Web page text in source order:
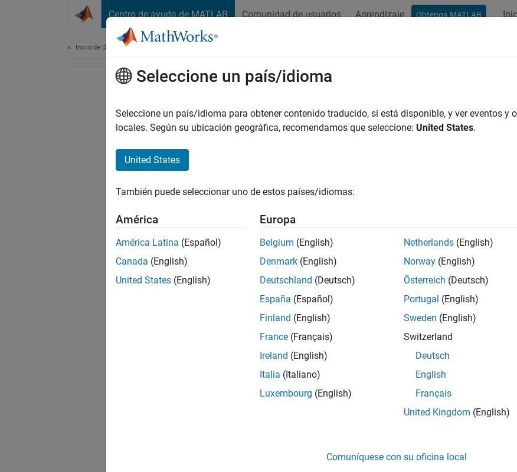
Centro de ayuda de MATLAB Comunidad de usuarios Aprendizaje Obtenga MATLAB
Inicio de Documentación
¿Qué tan útil fue esta
Seleccione un país/idioma
Seleccione un país/idioma para obtener contenido traducido, si está disponible, y ver eventos y
locales. Según su ubicación geográfica, recomendamos que seleccione: United States.
United States
También puede seleccionar uno de estos países/idiomas:
América
América Latina (Español)
Canada (English)
United States (English)
Europa
Belgium (English)
Denmark (English)
Deutschland (Deutsch)
España (Español)
Finland (English)
France (Français)
Ireland (English)
Italia (Italiano)
Luxembourg (English)
Netherlands (English)
Norway (English)
Österreich (Deutsch)
Portugal (English)
Sweden (English)
Switzerland
Deutsch
English
Français
United Kingdom (English)
Comuníquese con su oficina local